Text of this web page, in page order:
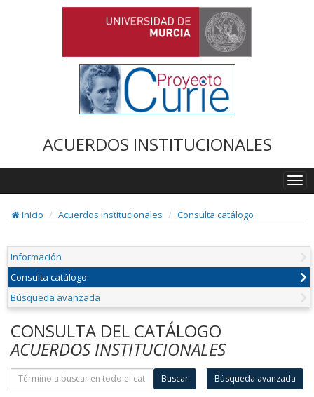
ACUERDOS INSTITUCIONALES
Inicio
Acuerdos institucionales Consulta catálogo
Información
Consulta catálogo
Búsqueda avanzada
CONSULTA DEL CATÁLOGO
ACUERDOS INSTITUCIONALES
Buscar Búsqueda avanzada